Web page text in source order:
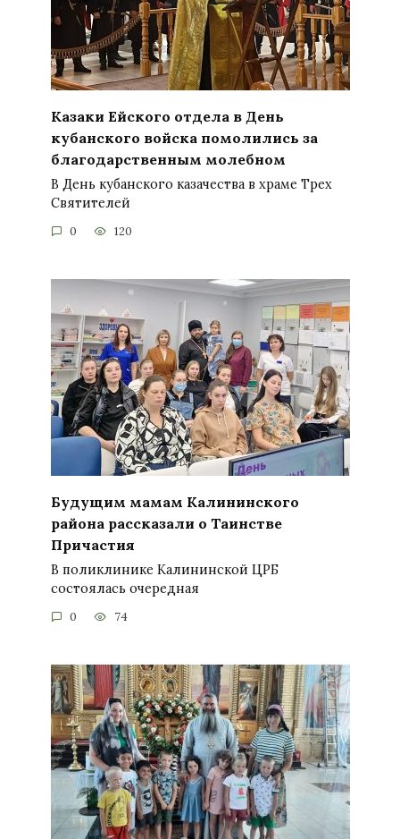
Казаки Ейского отдела в День
кубанского войска помолились за
благодарственным молебном
В День кубанского казачества в храме Трех
Святителей
0 120
Будущим мамам Калининского
района рассказали о Таинстве
Причастия
В поликлинике Калининской ЦРБ
состоялась очередная
0 74